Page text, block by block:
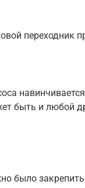
переходник
быть и любой
было закрепить